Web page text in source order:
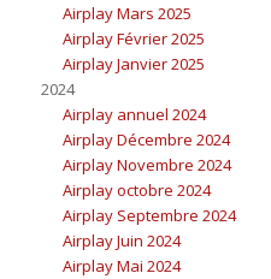
Airplay Mars 2025
Airplay Février 2025
Airplay Janvier 2025
2024
Airplay annuel 2024
Airplay Décembre 2024
Airplay Novembre 2024
Airplay octobre 2024
Airplay Septembre 2024
Airplay Juin 2024
Airplay Mai 2024